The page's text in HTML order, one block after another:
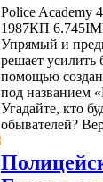
Police Academy
1987КП 6.745
Упрямый и
решает усилить
помощью
под названием
Угадайте, кто
обывателей?